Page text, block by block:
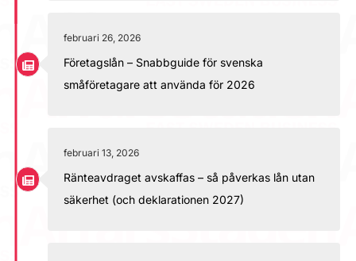
februari 26, 2026
Företagslån – Snabbguide för svenska
småföretagare att använda för 2026
februari 13, 2026
Ränteavdraget avskaffas – så påverkas lån utan
säkerhet (och deklarationen 2027)